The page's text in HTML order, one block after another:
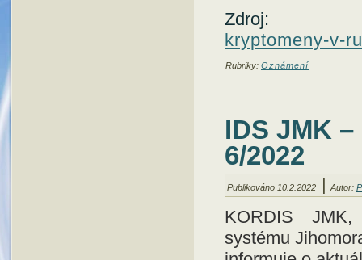
kryptomeny-v-
Rubriky: Oznámení
IDS JMK
6/2022
Publikováno 10.2.2022 Autor:
KORDIS JMK,
systému